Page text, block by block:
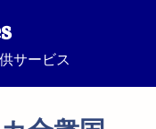
サービス